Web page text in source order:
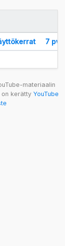
7 pv
materiaalin
on kerätty YouTube